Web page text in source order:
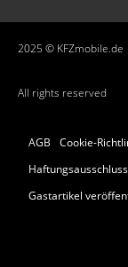
2025 © KFZmobile.de
All rights reserved
AGB Cookie-
Haftungsausschluss
Gastartikel